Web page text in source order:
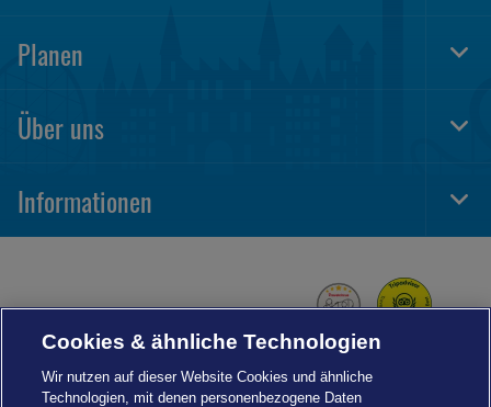
Planen
Über uns
Informationen
Cookies & ähnliche Technologien
Wir nutzen auf dieser Website Cookies und ähnliche
Technologien, mit denen personenbezogene Daten